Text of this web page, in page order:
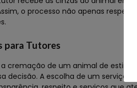
o processo não apenas
para Tutores
a cremação de um animal de
decisão. A escolha de um serviço